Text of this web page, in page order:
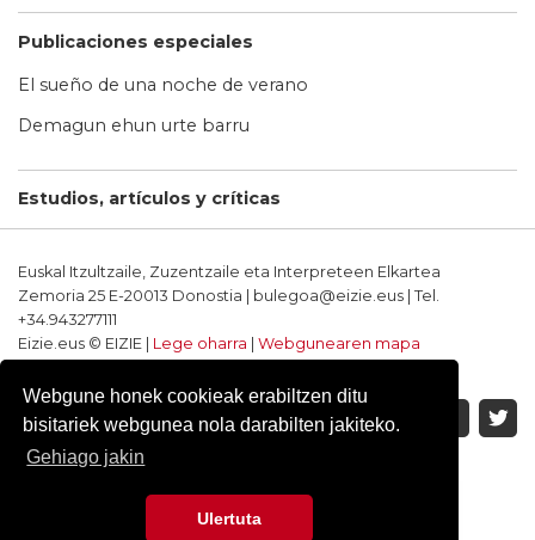
Webgune honek cookieak erabiltzen ditu
bisitariek webgunea nola darabilten jakiteko.
Gehiago jakin
Ulertuta
Publicaciones especiales
El sueño de una noche de verano
Demagun ehun urte barru
Estudios, artículos y críticas
Euskal Itzultzaile, Zuzentzaile eta Interpreteen Elkartea
Zemoria 25 E-20013 Donostia | bulegoa@eizie.eus | Tel.
+34.943277111
Eizie.eus © EIZIE | Lege oharra
Webgunearen mapa